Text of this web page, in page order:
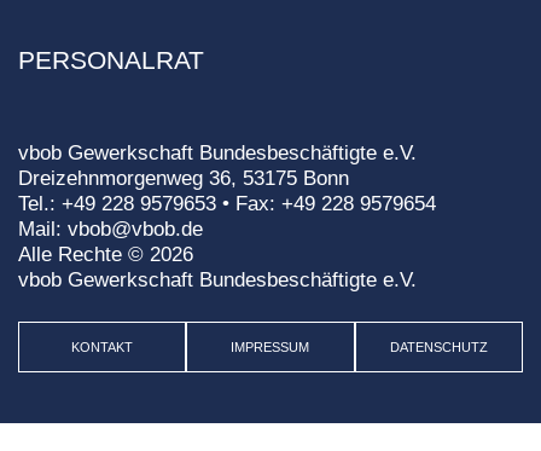
PERSONALRAT
vbob Gewerkschaft Bundesbeschäftigte e.V.
Dreizehnmorgenweg 36, 53175 Bonn
Tel.: +49 228 9579653 • Fax: +49 228 9579654
Mail: vbob@vbob.de
Alle Rechte © 2026
vbob Gewerkschaft Bundesbeschäftigte e.V.
KONTAKT IMPRESSUM DATENSCHUTZ